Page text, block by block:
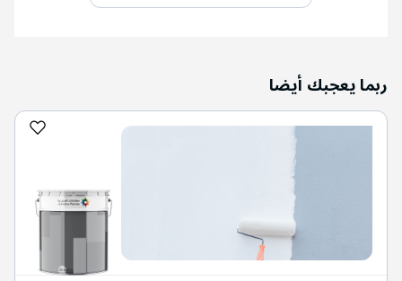
ربما يعجبك أيضا